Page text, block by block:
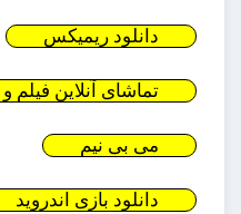
دانلود ریمیکس
تماشای آنلاین فیلم و سریال
می بی نیم
دانلود بازی اندروید